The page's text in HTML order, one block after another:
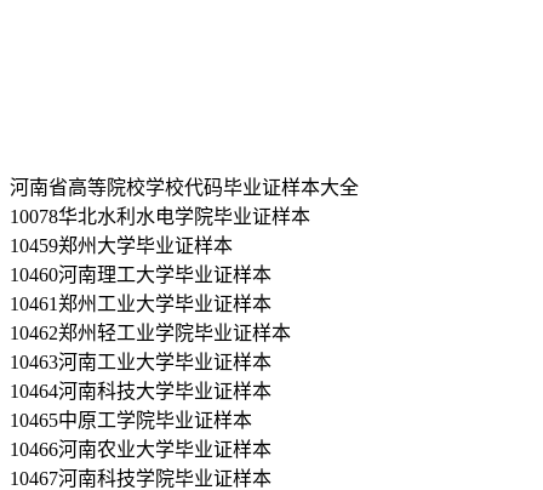
河南省高等院校学校代码毕业证样本大全
10078华北水利水电学院毕业证样本
10459郑州大学毕业证样本
10460河南理工大学毕业证样本
10461郑州工业大学毕业证样本
10462郑州轻工业学院毕业证样本
10463河南工业大学毕业证样本
10464河南科技大学毕业证样本
10465中原工学院毕业证样本
10466河南农业大学毕业证样本
10467河南科技学院毕业证样本